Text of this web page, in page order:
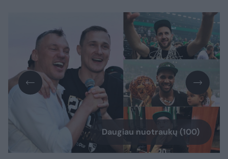
Daugiau nuotraukų (100)